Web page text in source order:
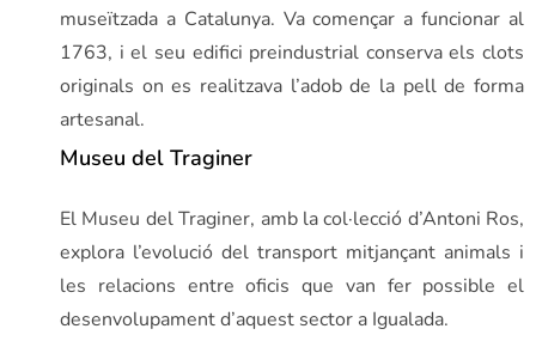
museïtzada a Catalunya. Va començar a funcionar al
1763, i el seu edifici preindustrial conserva els clots
originals on es realitzava l’adob de la pell de forma
artesanal.
Museu del Traginer
El Museu del Traginer, amb la col·lecció d’Antoni Ros,
explora l’evolució del transport mitjançant animals i
les relacions entre oficis que van fer possible el
desenvolupament d’aquest sector a Igualada.